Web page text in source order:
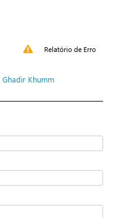
Relatório de Erro
Ghadir Khumm